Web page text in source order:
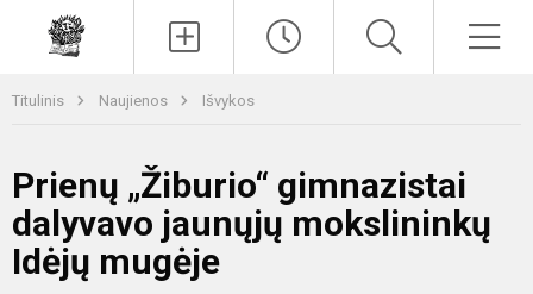
Titulinis Naujienos Išvykos
Prienų „Žiburio“ gimnazistai
dalyvavo jaunųjų mokslininkų
Idėjų mugėje